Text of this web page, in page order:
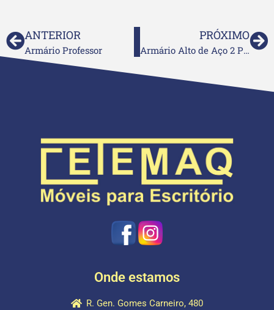
ANTERIOR
Armário Professor
PRÓXIMO
Armário Alto de Aço 2 Portas
Onde estamos
R. Gen. Gomes Carneiro, 480